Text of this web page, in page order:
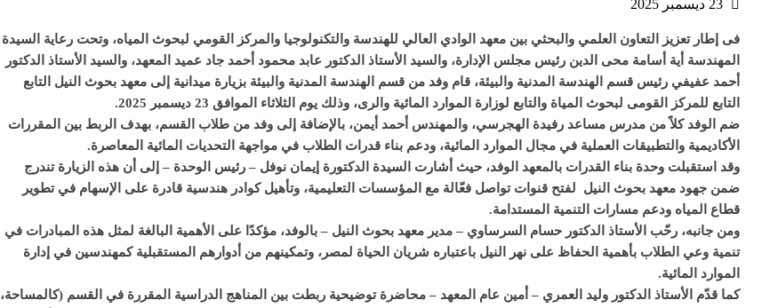
فى إطار تعزيز التعاون العلمي والبحثي بين معهد الوادي العالي للهندسة والتكنولوجيا والمركز القومي لبحوث المياه، وتحت رعاية السيدة
المهندسة أية أسامة محى الدين رئيس مجلس الإدارة، والسيد الأستاذ الدكتور عابد محمود أحمد جاد عميد المعهد، والسيد الأستاذ الدكتور
أحمد عفيفي رئيس قسم الهندسة المدنية والبيئة، قام وفد من قسم الهندسة المدنية والبيئة بزيارة ميدانية إلى معهد بحوث النيل التابع
التابع للمركز القومى لبحوث المياة والتابع لوزارة الموارد المائية والرى، وذلك يوم الثلاثاء الموافق 23 ديسمبر 2025.
ضم الوفد كلاً من مدرس مساعد رفيدة الهجرسي، والمهندس أحمد أيمن، بالإضافة إلى وفد من طلاب القسم، بهدف الربط بين المقررات
الأكاديمية والتطبيقات العملية في مجال الموارد المائية، ودعم بناء قدرات الطلاب في مواجهة التحديات المائية المعاصرة.
وقد استقبلت وحدة بناء القدرات بالمعهد الوفد، حيث أشارت السيدة الدكتورة إيمان نوفل – رئيس الوحدة – إلى أن هذه الزيارة تندرج
ضمن جهود معهد بحوث النيل لفتح قنوات تواصل فعّالة مع المؤسسات التعليمية، وتأهيل كوادر هندسية قادرة على الإسهام في تطوير
قطاع المياه ودعم مسارات التنمية المستدامة.
ومن جانبه، رحّب الأستاذ الدكتور حسام السرساوي – مدير معهد بحوث النيل – بالوفد، مؤكدًا على الأهمية البالغة لمثل هذه المبادرات في
تنمية وعي الطلاب بأهمية الحفاظ على نهر النيل باعتباره شريان الحياة لمصر، وتمكينهم من أدوارهم المستقبلية كمهندسين في إدارة
الموارد المائية.
كما قدّم الأستاذ الدكتور وليد العمري – أمين عام المعهد – محاضرة توضيحية ربطت بين المناهج الدراسية المقررة في القسم (كالمساحة،